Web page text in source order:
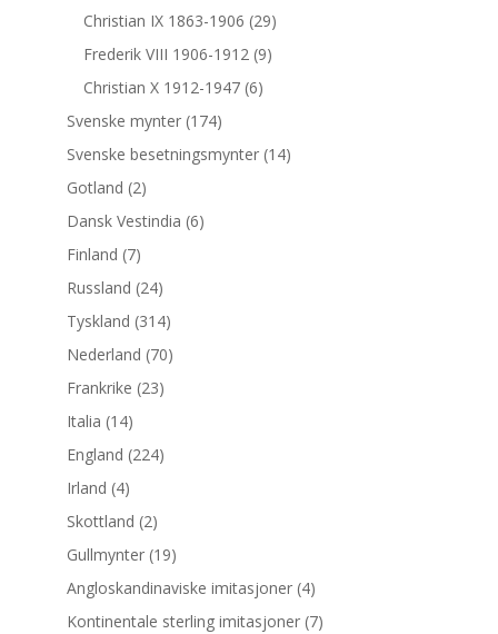
Christian IX 1863-1906 (29)
Frederik VIII 1906-1912 (9)
Christian X 1912-1947 (6)
Svenske mynter (174)
Svenske besetningsmynter (14)
Gotland (2)
Dansk Vestindia (6)
Finland (7)
Russland (24)
Tyskland (314)
Nederland (70)
Frankrike (23)
Italia (14)
England (224)
Irland (4)
Skottland (2)
Gullmynter (19)
Angloskandinaviske imitasjoner (4)
Kontinentale sterling imitasjoner (7)